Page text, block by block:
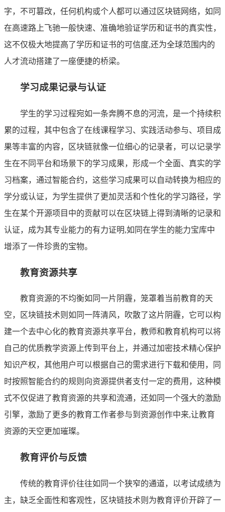
字，不可篡改，任何机构或个人都可以通过区块链网络，如同
在高速路上飞驰一般快速、准确地验证学历和证书的真实性，
这不仅极大地提高了学历和证书的可信度,还为全球范围内的
人才流动搭建了一座便捷的桥梁。
学习成果记录与认证
学生的学习过程宛如一条奔腾不息的河流，是一个持续积
累的过程，其中包含了在线课程学习、实践活动参与、项目成
果等丰富的内容，区块链就像一位细心的记录者，可以记录学
生在不同平台和场景下的学习成果，形成一个全面、真实的学
习档案，通过智能合约，这些学习成果可以自动转换为相应的
学分或认证，为学生提供了更加灵活和个性化的学习路径，学
生在某个开源项目中的贡献可以在区块链上得到清晰的记录和
认证，成为其专业能力的有力证明,如同在学生的能力宝库中
增添了一件珍贵的宝物。
教育资源共享
教育资源的不均衡如同一片阴霾，笼罩着当前教育的天
空，区块链技术则如同一阵清风，吹散了这片阴霾，它可以构
建一个去中心化的教育资源共享平台，教师和教育机构可以将
自己的优质教学资源上传到平台上，并通过加密技术精心保护
知识产权，其他用户可以根据自己的需求进行下载和使用，同
时按照智能合约的规则向资源提供者支付一定的费用，这种模
式不仅促进了教育资源的共享和流通，还如同一个强大的激励
引擎，激励了更多的教育工作者参与到资源创作中来,让教育
资源的天空更加璀璨。
教育评价与反馈
传统的教育评价往往如同一个狭窄的通道，以考试成绩为
主，缺乏全面性和客观性，区块链技术则为教育评价开辟了一